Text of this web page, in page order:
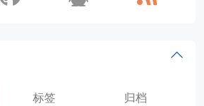
标签 归档